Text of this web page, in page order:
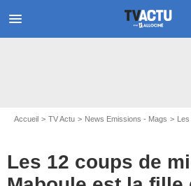
menu
Accueil TV Actu News Emissions - Mags
Les 12 coups de